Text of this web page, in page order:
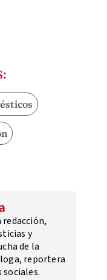
redacción,
y
de la
reportera